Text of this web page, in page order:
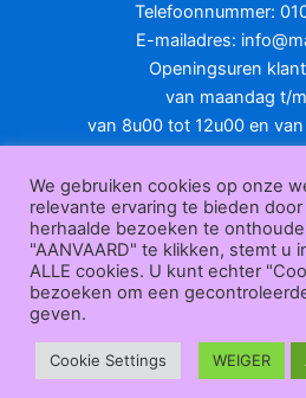
worden
op
Telefoonnummer:
E-mailadres:
Openingsuren
van maandag t/
van 8u00 tot 12u00 en
Over
ons|Bedrijfsgegevens| F.A.Q.|
ending | Retourneren|
ederverkoop|
Algemene voorwaarden
Maxisafety.nl
We gebruiken cookies op onze
relevante ervaring te bieden
herhaalde bezoeken te
"AANVAARD" te klikken, stemt u
ALLE cookies. U kunt echter
bezoeken om een
geven.
Cookie Settings WEIGER